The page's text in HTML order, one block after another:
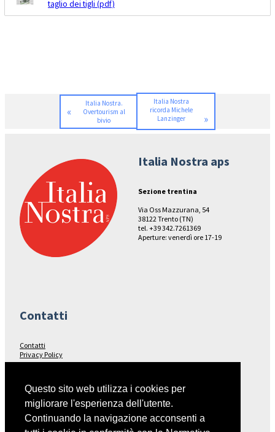
taglio dei tigli (pdf)
«
Italia Nostra.
Overtourism al
bivio
Italia Nostra
ricorda Michele
Lanzinger
»
Italia Nostra aps
Sezione trentina
Via Oss Mazzurana, 54
38122 Trento (TN)
tel. +39 342.7261369
Aperture: venerdì ore 17-19
Contatti
Contatti
Privacy Policy
Seguici su…
Facebook
Questo sito web utilizza i cookies per
migliorare l'esperienza dell'utente.
Continuando la navigazione acconsenti a